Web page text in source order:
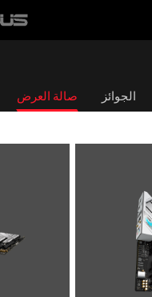
ASUS
الجوائز صالة العرض